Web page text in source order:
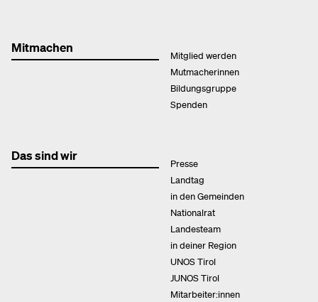
Mitmachen
Mitglied werden
Mutmacherinnen
Bildungsgruppe
Spenden
Das sind wir
Presse
Landtag
in den Gemeinden
Nationalrat
Landesteam
in deiner Region
UNOS Tirol
JUNOS Tirol
Mitarbeiter:innen